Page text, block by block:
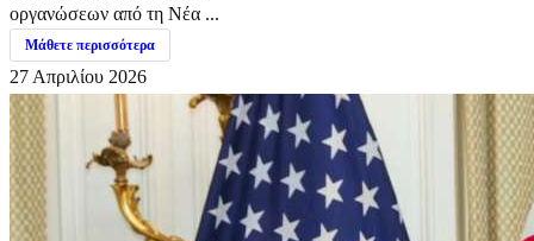
οργανώσεων από τη Νέα ...
Μάθετε περισσότερα
27 Απριλίου 2026